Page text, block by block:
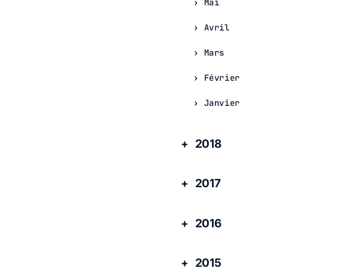
Mai
Avril
Mars
Février
Janvier
2018
2017
2016
2015